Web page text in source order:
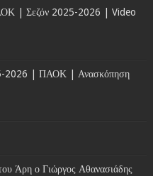
| Σεζόν 2025-2026 | Video
2026 | ΠΑΟΚ | Ανασκόπηση
Άρη ο Γιώργος Αθανασιάδης